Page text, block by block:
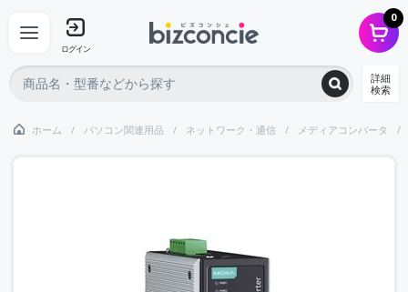
ログイン
0
詳細
検索
ホーム パソコン関連用品 ネットワーク・通信 メディアコンバータ